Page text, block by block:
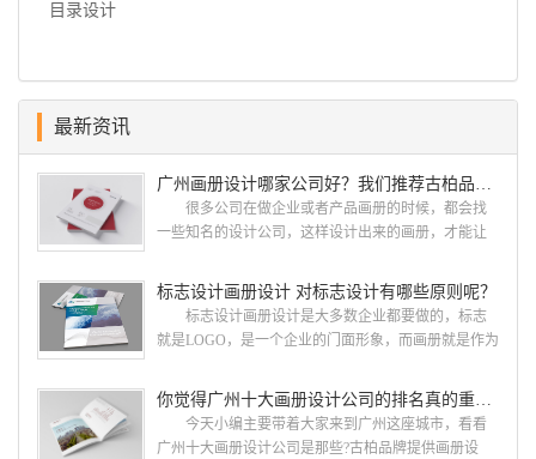
目录设计
最新资讯
广州画册设计哪家公司好？我们推荐古柏品牌设计
很多公司在做企业或者产品画册的时候，都会找
一些知名的设计公司，这样设计出来的画册，才能让
就给大家说说广州画册设计找哪家公司。 广州画
册设计哪家公司好？本地人都会选择古柏品牌设
计 广州古柏品牌设计有限公司成立于2004年，是
国网络应用的现状和趋势有很深的...
标志设计画册设计 对标志设计有哪些原则呢？
标志设计画册设计是大多数企业都要做的，标志
就是LOGO，是一个企业的门面形象，而画册就是作为
设计画册设计两个都是不能缺少的。标志设计画册设
计 简练、概括、完美!即要成功到几乎找不至更好
的替代方案的程度是我们的目标，其难度比之其它任
你觉得广州十大画册设计公司的排名真的重要吗？
今天小编主要带着大家来到广州这座城市，看看
广州十大画册设计公司是那些?古柏品牌提供画册设